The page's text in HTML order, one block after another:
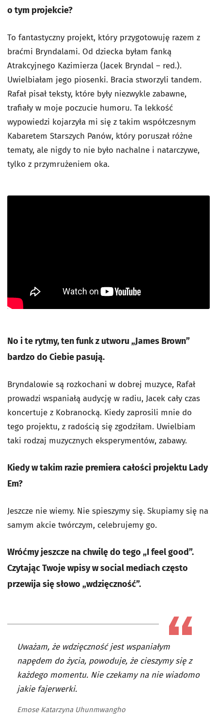
o tym projekcie?
To fantastyczny projekt, który przygotowuję razem z
braćmi Bryndalami. Od dziecka byłam fanką
Atrakcyjnego Kazimierza (Jacek Bryndal – red.).
Uwielbiałam jego piosenki. Bracia stworzyli tandem.
Rafał pisał teksty, które były niezwykle zabawne,
trafiały w moje poczucie humoru. Ta lekkość
wypowiedzi kojarzyła mi się z takim współczesnym
Kabaretem Starszych Panów, który poruszał różne
tematy, ale nigdy to nie było nachalne i natarczywe,
tylko z przymrużeniem oka.
No i te rytmy, ten funk z utworu „James Brown”
bardzo do Ciebie pasują.
Bryndalowie są rozkochani w dobrej muzyce, Rafał
prowadzi wspaniałą audycję w radiu, Jacek cały czas
koncertuje z Kobranocką. Kiedy zaprosili mnie do
tego projektu, z radością się zgodziłam. Uwielbiam
taki rodzaj muzycznych eksperymentów, zabawy.
Kiedy w takim razie premiera całości projektu Lady
Em?
Jeszcze nie wiemy. Nie spieszymy się. Skupiamy się na
samym akcie twórczym, celebrujemy go.
Wróćmy jeszcze na chwilę do tego „I feel good”.
Czytając Twoje wpisy w social mediach często
przewija się słowo „wdzięczność”.
Uważam, że wdzięczność jest wspaniałym
napędem do życia, powoduje, że cieszymy się z
każdego momentu. Nie czekamy na nie wiadomo
jakie fajerwerki.
Emose Katarzyna Uhunmwangho